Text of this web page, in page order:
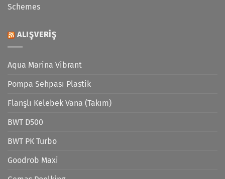
Schemes
ALIŞVERIŞ
Aqua Marina Vibrant
Pompa Sehpası Plastik
Flanşlı Kelebek Vana (Takım)
BWT D500
BWT PK Turbo
Goodrob Maxi